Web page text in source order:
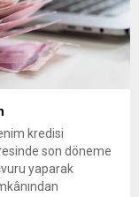
kredisi
son döneme
yaparak